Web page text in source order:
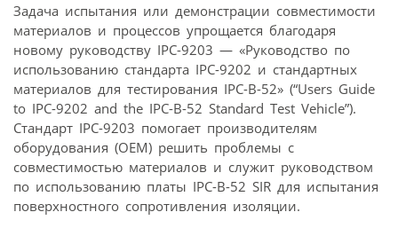
Задача испытания или демонстрации совместимости
материалов и процессов упрощается благодаря
новому руководству IPC-9203 — «Руководство по
использованию стандарта IPC-9202 и стандартных
материалов для тестирования IPC-B-52» (“Users Guide
to IPC-9202 and the IPC-B-52 Standard Test Vehicle”).
Стандарт IPC-9203 помогает производителям
оборудования (OEM) решить проблемы с
совместимостью материалов и служит руководством
по использованию платы IPC-B-52 SIR для испытания
поверхностного сопротивления изоляции.